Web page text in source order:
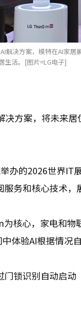
解决方案，模特在AI家
生活。[图片=LG电子]
决方案，将未来
举办的2026世界
务和核心技术，
核心，家电和
体验AI根据情况
门锁识别自动启